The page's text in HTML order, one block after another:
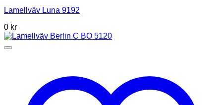
Lamellväv Luna 9192
0 kr